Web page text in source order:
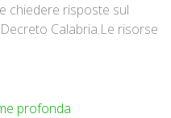
chiedere risposte sul
Calabria.Le risorse
profonda